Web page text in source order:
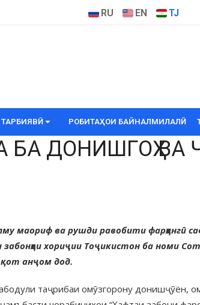
RU EN TJ
РОБИТАҲОИ БАЙНАЛМИЛАЛӢ
ДОНИШГОҲ ВА
маориф ва рушди равобити фарҳангӣ
хориҷии Тоҷикистон ба номи
анҷом дод.
таҷрибаи омӯзгорону донишҷӯён,